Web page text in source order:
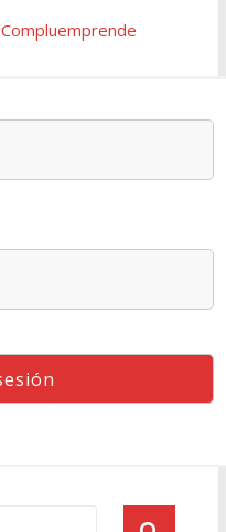
Compluemprende